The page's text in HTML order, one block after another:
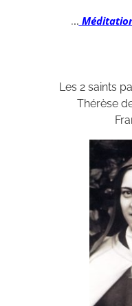
...
Les 2 saints
Thérèse